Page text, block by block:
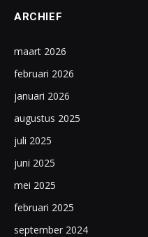
ARCHIEF
maart 2026
februari 2026
januari 2026
augustus 2025
juli 2025
juni 2025
mei 2025
februari 2025
september 2024